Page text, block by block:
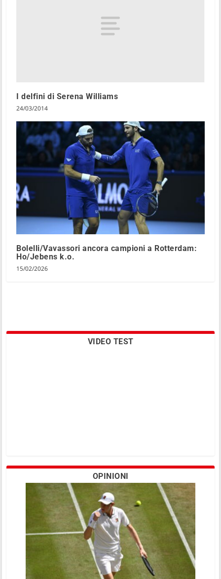
I delfini di Serena Williams
24/03/2014
Bolelli/Vavassori ancora campioni a Rotterdam:
Ho/Jebens k.o.
15/02/2026
VIDEO TEST
OPINIONI